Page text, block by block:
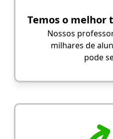
Temos o melhor
Nossos
milhares de
pode